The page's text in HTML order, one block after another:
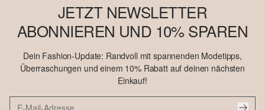
JETZT NEWSLETTER
ABONNIEREN UND 10% SPAREN
Dein Fashion-Update: Randvoll mit spannenden Modetipps,
Überraschungen und einem 10% Rabatt auf deinen nächsten
Einkauf!